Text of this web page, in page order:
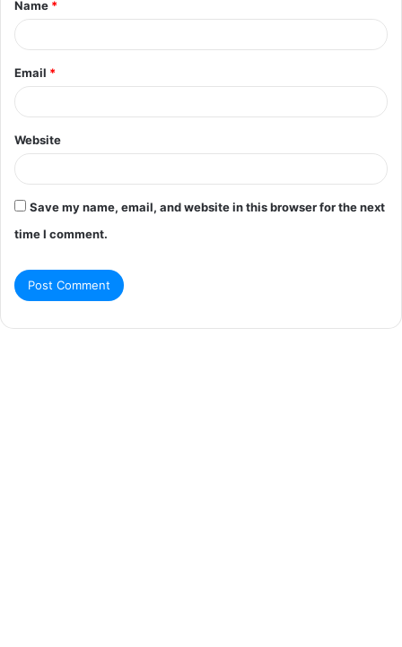
*
Name *
Email *
Website
Save my name, email, and website in this browser for the next
time I comment.